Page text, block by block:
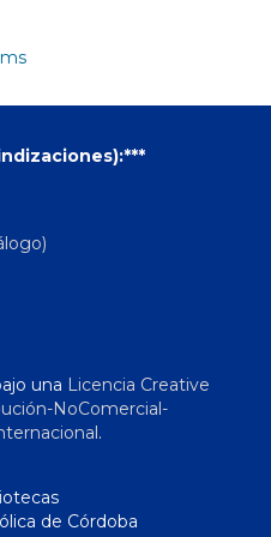
una Licencia Creative
NoComercial-
.
de Córdoba